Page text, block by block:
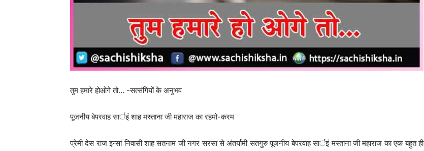
तुम हमारे होओगे तो… -सत्संगियों के अनुभव
पूजनीय बेपरवाह सार्इं शाह मस्ताना जी महाराज का रहमो-करम
प्रेमी देस राज इन्सां निवासी शाह सतनाम जी नगर सरसा से अंतर्यामी सतगुरु पूजनीय बेपरवाह सार्इं मस्ताना जी महाराज का एक बहुत ही